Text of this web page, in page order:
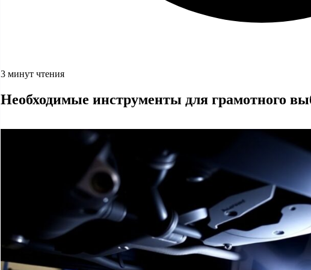
3 минут чтения
Необходимые инструменты для грамотного